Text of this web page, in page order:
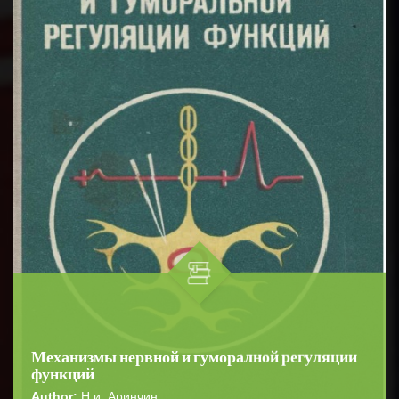
Механизмы нервной и гуморалной регуляции
функций
Author: Н.и. Аринчин